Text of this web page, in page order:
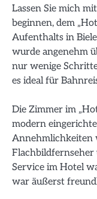
Lassen Sie mich
beginnen, dem
Aufenthalts in
wurde angenehm
nur wenige
es ideal für
Die Zimmer im
modern
Annehmlichkeiten
Flachbildfernseher
Service im Hotel
war äußerst